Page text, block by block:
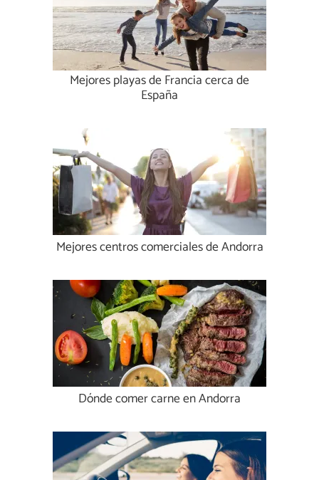
Mejores playas de Francia cerca de
España
Mejores centros comerciales de Andorra
Dónde comer carne en Andorra